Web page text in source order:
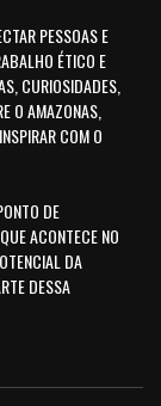
PESSOAS E
ÉTICO E
CURIOSIDADES,
O AMAZONAS,
COM O
DE
ACONTECE NO
DA
DESSA